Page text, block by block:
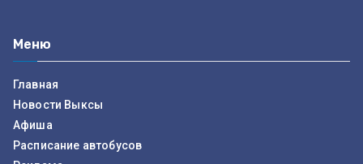
Меню
Главная
Новости Выксы
Афиша
Расписание автобусов